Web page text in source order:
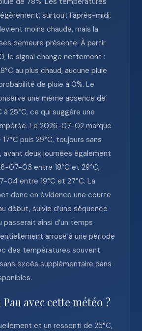
surtout l’après-midi,
moins chaude, mais la
demeure présente. À partir
le signal change nettement :
au plus chaud, aucune pluie
de pluie à 0%. Le
une même absence de
à 25°C, ce qui suggère une
Le 2026-07-02 marque
puis 29°C, toujours sans
avant deux journées également
07-03 entre 18°C et 29°C,
04 entre 19°C et 27°C. La
donc en évidence une courte
début, suivie d’une séquence
passerait ainsi d’un temps
arrosé à une période
des températures souvent
excès supplémentaire dans
avec cette météo ?
et un ressenti de 25°C,